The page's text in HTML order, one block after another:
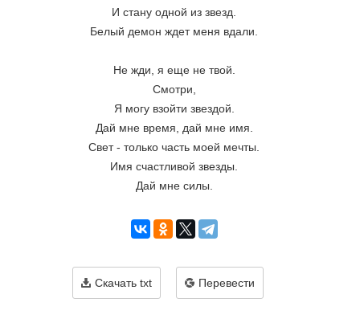
И стану одной из звезд.
Белый демон ждет меня вдали.
Не жди, я еще не твой.
Смотри,
Я могу взойти звездой.
Дай мне время, дай мне имя.
Свет - только часть моей мечты.
Имя счастливой звезды.
Дай мне силы.
Скачать txt Перевести